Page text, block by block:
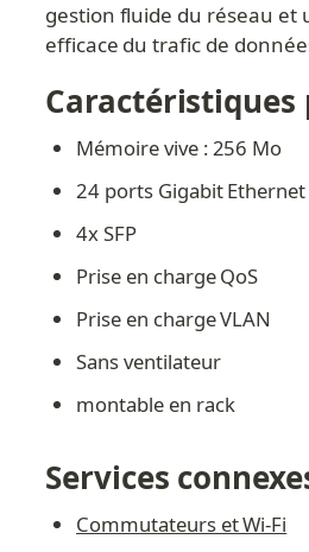
gestion fluide du réseau et
efficace du trafic de
Caractéristiques
Mémoire vive : 256 Mo
24 ports Gigabit Ethernet
4x SFP
Prise en charge QoS
Prise en charge VLAN
Sans ventilateur
montable en rack
Services
Commutateurs et Wi-Fi